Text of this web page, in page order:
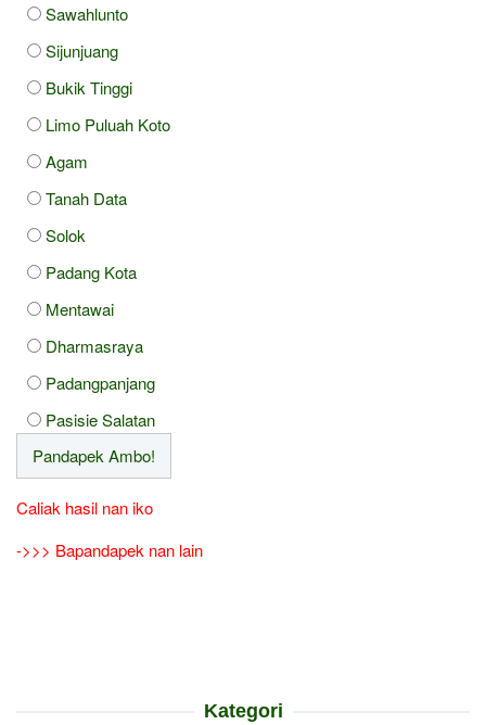
Sawahlunto
Sijunjuang
Bukik Tinggi
Limo Puluah Koto
Agam
Tanah Data
Solok
Padang Kota
Mentawai
Dharmasraya
Padangpanjang
Pasisie Salatan
Caliak hasil nan iko
->>> Bapandapek nan lain
Kategori